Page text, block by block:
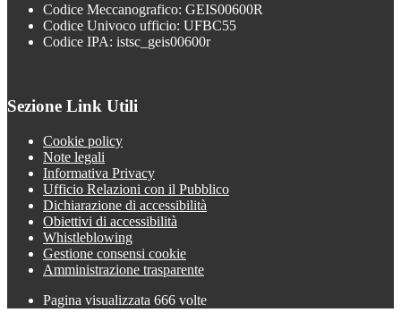
Codice Meccanografico: GEIS00600R
Codice Univoco ufficio: UFBC55
Codice IPA: istsc_geis00600r
Sezione Link Utili
Cookie policy
Note legali
Informativa Privacy
Ufficio Relazioni con il Pubblico
Dichiarazione di accessibilità
Obiettivi di accessibilità
Whistleblowing
Gestione consensi cookie
Amministrazione trasparente
Pagina visualizzata 666 volte